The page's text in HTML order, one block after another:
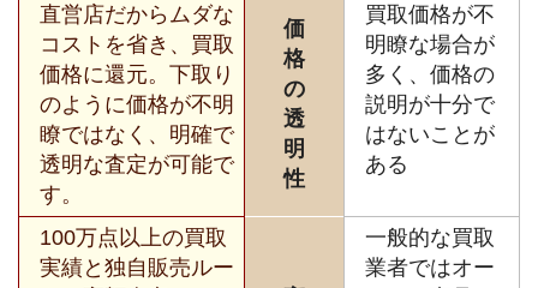
直営店だからムダな
コストを省き、買取
価格に還元。下取り
のように価格が不明
瞭ではなく、明確で
透明な査定が可能で
す。
価
格
の
透
明
性
買取価格が不
明瞭な場合が
多く、価格の
説明が十分で
はないことが
ある
100万点以上の買取
実績と独自販売ルー
一般的な買取
業者ではオー